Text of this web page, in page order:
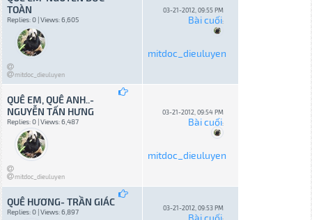
TOÀN
Replies: 0 | Views: 6,605
mitdoc_dieuluyen
03-21-2012, 09:55 PM
Bài cuối:
mitdoc_dieuluyen
QUÊ EM, QUÊ ANH..-
NGUYỄN TẤN HƯNG
Replies: 0 | Views: 6,487
mitdoc_dieuluyen
03-21-2012, 09:54 PM
Bài cuối:
mitdoc_dieuluyen
QUÊ HƯƠNG- TRẦN GIÁC
Replies: 0 | Views: 6,897 03-21-2012, 09:53 PM